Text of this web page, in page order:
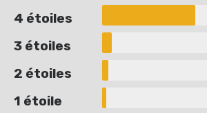
4 étoiles
3 étoiles
2 étoiles
1 étoile